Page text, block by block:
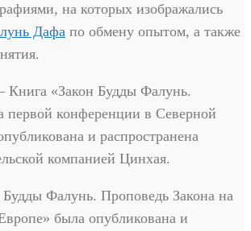
на которых изображались
Дафа по обмену опытом, а также
Книга «Закон Будды Фалунь.
первой конференции в Северной
и распространена
компанией Цинхая.
Фалунь. Проповедь Закона на
была опубликована и